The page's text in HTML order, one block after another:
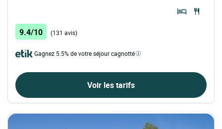
9.4/10 (131 avis)
Gagnez 5.5% de votre séjour cagnotté
Voir les tarifs